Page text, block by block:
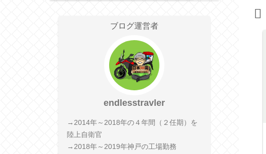
ブログ運営者
endlesstravler
→2014年～2018年の４年間（２任期）を
陸上自衛官
→2018年～2019年神戸の工場勤務